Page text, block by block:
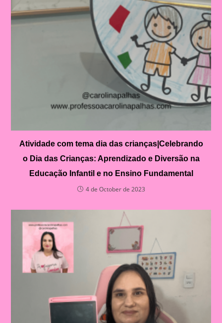
Atividade com tema dia das crianças|Celebrando
o Dia das Crianças: Aprendizado e Diversão na
Educação Infantil e no Ensino Fundamental
4 de October de 2023